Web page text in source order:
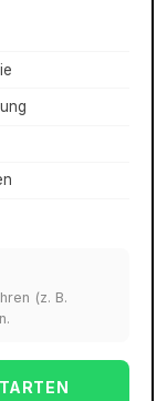
(z. B.